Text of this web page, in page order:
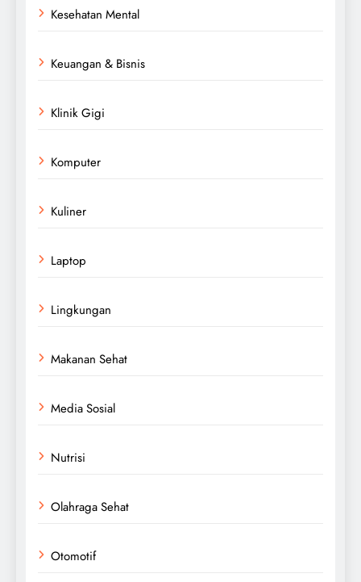
Kesehatan Mental
Keuangan & Bisnis
Klinik Gigi
Komputer
Kuliner
Laptop
Lingkungan
Makanan Sehat
Media Sosial
Nutrisi
Olahraga Sehat
Otomotif